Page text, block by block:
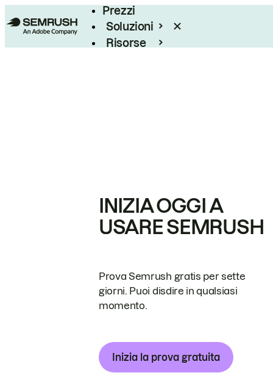
Prezzi
Soluzioni
Risorse
INIZIA OGGI A
USARE SEMRUSH
Prova Semrush gratis per sette
giorni. Puoi disdire in qualsiasi
momento.
Inizia la prova gratuita